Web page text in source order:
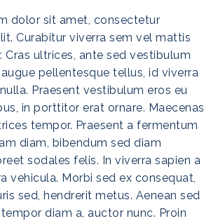
dolor sit amet, consectetur
Curabitur viverra sem vel mattis
Cras ultrices, ante sed vestibulum
pellentesque tellus, id viverra
Praesent vestibulum eros eu
in porttitor erat ornare. Maecenas
tempor. Praesent a fermentum
diam, bibendum sed diam
sodales felis. In viverra sapien a
vehicula. Morbi sed ex consequat,
sed, hendrerit metus. Aenean sed
diam a, auctor nunc. Proin